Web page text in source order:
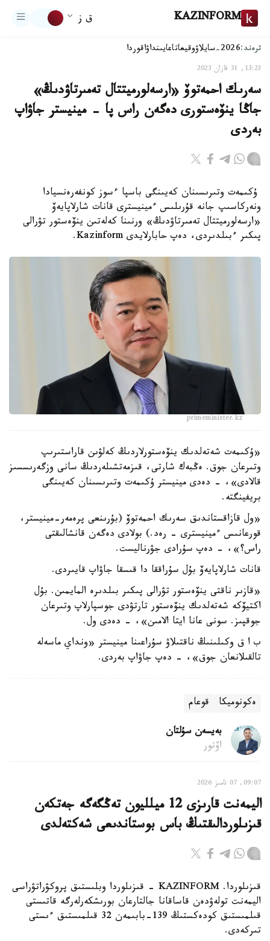
KAZINFORM ق ز
ترەند:2026-سايلاۋ وقيعاتاعايىنداۋاقوردا
13:23, 31 قازان 2023
سەرىك احمەتوۆ «ارسەلورميتتال تەمىرتاۋدىڭ»
جاڭا ينۆەستورى دەگەن راس پا - مينيستر جاۋاپ
بەردى
ۇكىمەت وتىرىسىنان كەيىنگى باسپا ءسوز كونفەرەنسيادا
ونەركاسىپ جانە قۇرىلىس ءمينيسترى قانات شارلاپايەۆ
«ارسەلورميتتال تەمىرتاۋدىڭ» ورنىنا كەلەتىن ينۆەستور تۋرالى
پىكىر ءبىلدىردى، دەپ حابارلايدى Kazinform.
primeminister.kz
«ۇكىمەت شەتەلدىك ينۆەستورلاردىڭ كەلۋىن قاراستىرىپ
وتىرعان جوق. ەڭبەك شارتى، قىزمەتشىلەردىڭ سانى وزگەرىسسىز
قالادى»، - دەدى مينيستر ۇكىمەت وتىرىسىنان كەيىنگى
بريفينگتە.
«ول قازاقستاندىق سەرىك احمەتوۆ (بۇرىنعى پرەمەر-مينيستر،
قورعانىس ءمينيسترى - رەد.) بولادى دەگەن قانشالىقتى
راس؟»، - دەپ سۇرادى جۋرناليست.
قانات شارلاپايەۆ بۇل سۇراققا دا قىسقا جاۋاپ قايىردى.
«قازىر ناقتى ينۆەستور تۋرالى پىكىر بىلدىرە المايمىن. بۇل
اكتيۆكە شەتەلدىك ينۆەستور تارتۋدى جوسپارلاپ وتىرعان
جوقپىز. سونى عانا ايتا الامىن»، - دەدى ول.
ب ا ق وكىلىنىڭ ناقتىلاۋ سۇراعىنا مينيستر «ونداي ماسەلە
تالقىلانعان جوق»، - دەپ جاۋاپ بەردى.
ەكونوميكا قوعام
بەيسەن سۇلتان
اۆتور
09:07, 07 تامىز 2026
اليمەنت قارىزى 12 ميلليون تەڭگەگە جەتكەن
قىزىلوردالىقتىڭ باس بوستاندىعى شەكتەلدى
قىزىلوردا. KAZINFORM - قىزىلوردا وبلىستىق پروكۋراتۋراسى
اليمەنت تولەۋدەن قاساقانا جالتارعان بورىشكەرلەرگە قاتىستى
قىلمىستىق كودەكستىڭ 139-بابىمەن 32 قىلمىستىق ءىستى
تىركەدى.